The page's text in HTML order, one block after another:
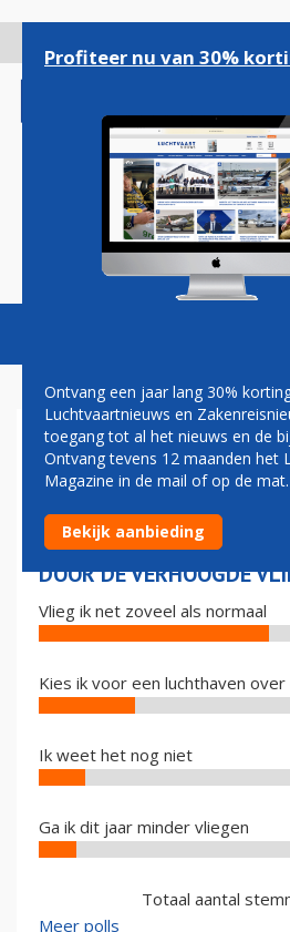
gaan
Magazine Podcasts
DOOR DE
VLIEGTAKS...
DOOR DE VERHOOGDE
Vlieg ik net zoveel als normaal
Kies ik voor een luchthaven
Ik weet het nog niet
Ga ik dit jaar minder vliegen
Totaal aantal
Meer polls
Profiteer nu van 30%
Ontvang een jaar lang 30%
Luchtvaartnieuws en
toegang tot al het nieuws en de
Ontvang tevens 12 maanden het
Magazine in de mail of op de mat.
Bekijk aanbieding